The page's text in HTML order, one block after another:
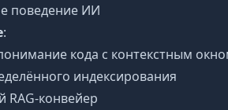
поведение ИИ
:
кода с контекстным
индексирования
RAG-конвейер